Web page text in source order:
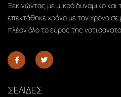
Ξεκινώντας με μικρό δυναμικό
επεκτάθηκε χρόνο με τον χρόνο σε
πλέον όλο το εύρος της
ΣΕΛΙΔΕΣ